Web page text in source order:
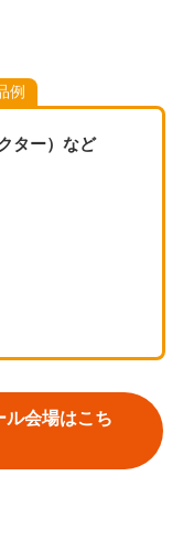
例
ター）など
会場はこち